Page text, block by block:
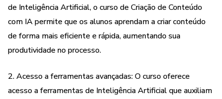
de Inteligência Artificial, o curso de Criação de Conteúdo
com IA permite que os alunos aprendam a criar conteúdo
de forma mais eficiente e rápida, aumentando sua
produtividade no processo.
2. Acesso a ferramentas avançadas: O curso oferece
acesso a ferramentas de Inteligência Artificial que auxiliam